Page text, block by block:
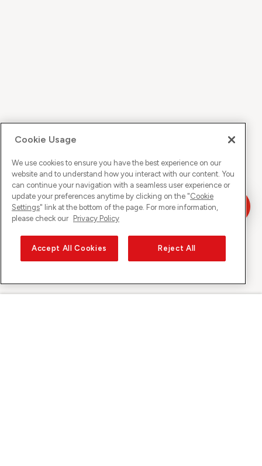
Cookie Usage
We use cookies to ensure you have the best experience on our
website and to understand how you interact with our content. You
can continue your navigation with a seamless user experience or
update your preferences anytime by clicking on the "Cookie
Settings" link at the bottom of the page. For more information,
please check our Privacy Policy
Accept All Cookies Reject All